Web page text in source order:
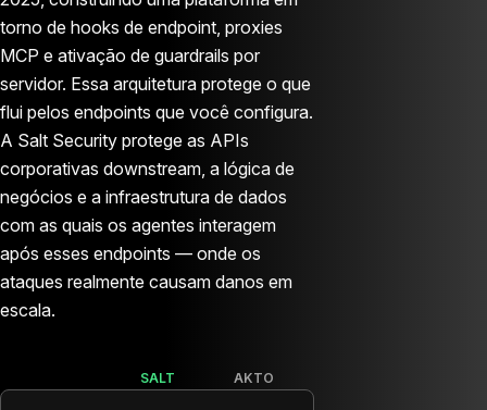
torno de hooks de endpoint, proxies
MCP e ativação de guardrails por
servidor. Essa arquitetura protege o que
flui pelos endpoints que você configura.
A Salt Security protege as APIs
corporativas downstream, a lógica de
negócios e a infraestrutura de dados
com as quais os agentes interagem
após esses endpoints — onde os
ataques realmente causam danos em
escala.
SALT AKTO